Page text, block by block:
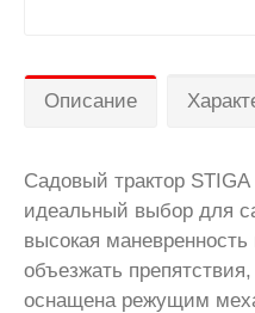
Описание
Садовый трактор
идеальный выбор для
высокая
объезжать
оснащена режущим